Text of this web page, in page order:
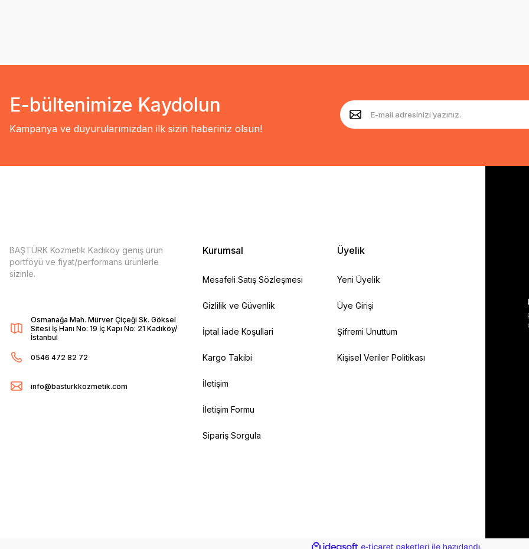
E-bültenimize Kaydolun
Kampanya ve duyurularımızdan ilk sizin haberiniz olsun!
BAŞTÜRK Kozmetik Kadıköy geniş ürün
portföyü ve fiyat/performans ürünlerle
sizinle.
Osmanağa Mah. Mürver Çiçeği Sk. Göksel
Sitesi İş Hanı No: 19 İç Kapı No: 21 Kadıköy/
İstanbul
0546 472 82 72
info@basturkkozmetik.com
Kurumsal
Mesafeli Satış Sözleşmesi
Gizlilik ve Güvenlik
İptal İade Koşullari
Kargo Takibi
İletişim
İletişim Formu
Sipariş Sorgula
Üyelik
Yeni Üyelik
Üye Girişi
Şifremi Unuttum
Kişisel Veriler Politikası
ideasoft e-